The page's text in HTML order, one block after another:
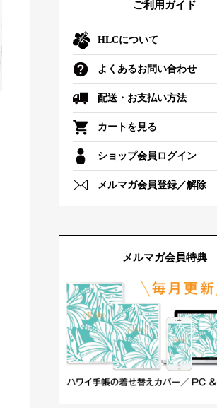
ご利用ガイド
HLCについて
よくあるお問い合わせ
配送・お支払い方法
カートを見る
ショップ会員ログイン
メルマガ会員登録／解除
メルマガ会員特典